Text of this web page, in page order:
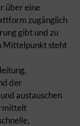
über eine
zugänglich
gibt und zu
Mittelpunkt steht
der
austauschen